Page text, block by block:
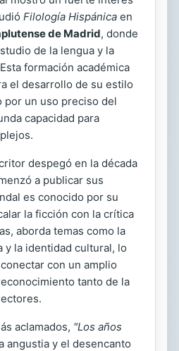
Filología Hispánica en
de Madrid, donde
de la lengua y la
formación académica
el desarrollo de su estilo
por un uso preciso del
capacidad para
despegó en la década
a publicar sus
es conocido por su
la ficción con la crítica
aborda temas como la
y la identidad cultural, lo
con un amplio
tanto de la
aclamados, "Los años
angustia y el desencanto